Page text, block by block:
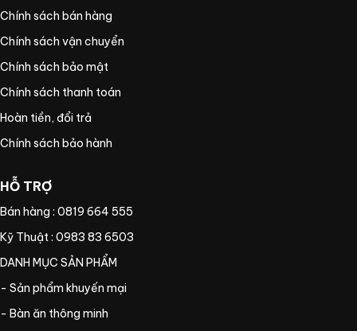
Chính sách bán hàng
Chính sách vận chuyển
Chính sách bảo mật
Chính sách thanh toán
Hoàn tiền, đổi trả
Chính sách bảo hành
HỖ TRỢ
Bán hàng : 0819 664 555
Kỹ Thuật : 0983 83 6503
DANH MỤC SẢN PHẨM
- Sản phẩm khuyến mại
- Bàn ăn thông minh